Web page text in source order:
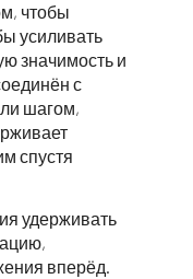
чтобы
усиливать
значимость и
с
шагом,
спустя
удерживать
вперёд.